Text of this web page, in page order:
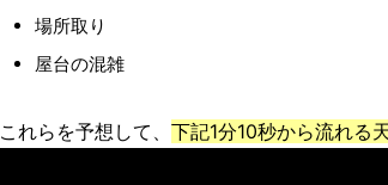
場所取り
屋台の混雑
これらを予想して、 下記1分10秒から流れる